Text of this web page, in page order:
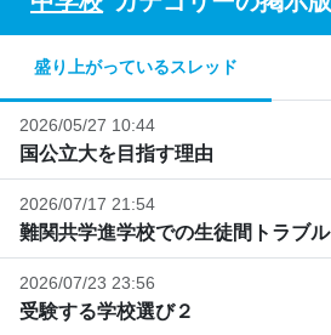
盛り上がっているスレッド
2026/05/27 10:44
国公立大を目指す理由
2026/07/17 21:54
難関共学進学校での生徒間トラブル
2026/07/23 23:56
受験する学校選び２